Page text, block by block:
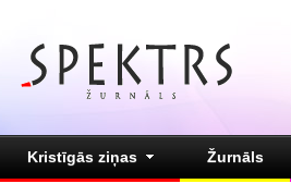
Kristīgās ziņas Žurnāls